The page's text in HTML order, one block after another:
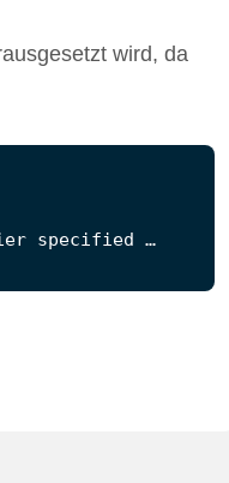
wird, da
specified …